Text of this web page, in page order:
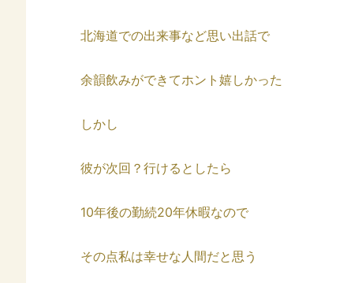
北海道での出来事など思い出話で
余韻飲みができてホント嬉しかった
しかし
彼が次回？行けるとしたら
10年後の勤続20年休暇なので
その点私は幸せな人間だと思う